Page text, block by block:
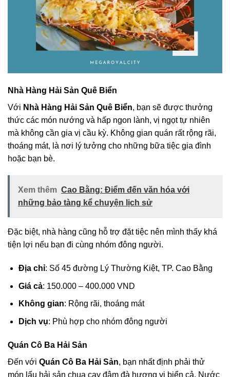
Nhà Hàng Hải Sản Quê Biển
Với Nhà Hàng Hải Sản Quê Biển, bạn sẽ được thưởng
thức các món nướng và hấp ngon lành, vị ngọt tự nhiên
mà không cần gia vị cầu kỳ. Không gian quán rất rộng rãi,
thoáng mát, là nơi lý tưởng cho những bữa tiệc gia đình
hoặc bạn bè.
Xem thêm Cao Bằng: Điểm đến văn hóa với
những bảo tàng kể chuyện lịch sử
Đặc biệt, nhà hàng cũng hỗ trợ đặt tiệc nên mình thấy khá
tiện lợi nếu bạn đi cùng nhóm đông người.
Địa chỉ: Số 45 đường Lý Thường Kiệt, TP. Cao Bằng
Giá cả: 150.000 – 400.000 VND
Không gian: Rộng rãi, thoáng mát
Dịch vụ: Phù hợp cho nhóm đông người
Quán Cô Ba Hải Sản
Đến với Quán Cô Ba Hải Sản, bạn nhất định phải thử
món lẩu hải sản chua cay đậm đà hương vị biển cả. Nước